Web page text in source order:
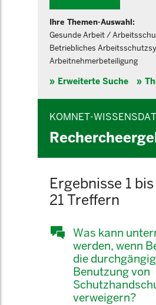
Ihre Themen-Auswahl:
Gesunde Arbeit /
Betriebliches
Arbeitnehmerbeteiligung
Erweiterte Suche
KOMNET-
Ergebnisse 1
21 Treffern
Was kann
werden, wenn
die
Benutzung von
verweigern?